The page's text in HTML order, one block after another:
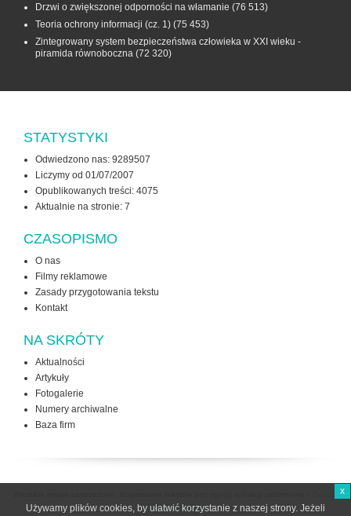
Drzwi o zwiększonej odporności na włamanie (76 513)
Teoria ochrony informacji (cz. 1) (75 453)
Zintegrowany system bezpieczeństwa człowieka w XXI wieku -
piramida równoboczna (72 320)
STATYSTYKI
Odwiedzono nas: 9289507
Liczymy od 01/07/2007
Opublikowanych treści: 4075
Aktualnie na stronie: 7
CZASOPISMO
O nas
Filmy reklamowe
Zasady przygotowania tekstu
Kontakt
NA SKRÓTY
Aktualności
Artykuły
Fotogalerie
Numery archiwalne
Baza firm
użytkowania strony
x
Używamy plików cookies, by ułatwić korzystanie z naszej strony. Jeżeli